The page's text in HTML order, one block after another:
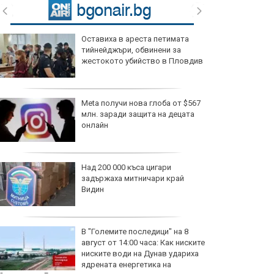
Оставиха в ареста петимата
тийнейджъри, обвинени за
жестокото убийство в Пловдив
Meta получи нова глоба от $567
млн. заради защита на децата
онлайн
Над 200 000 къса цигари
задържаха митничари край
Видин
В "Големите последици" на 8
август от 14:00 часа: Как ниските
ниските води на Дунав удариха
ядрената енергетика на